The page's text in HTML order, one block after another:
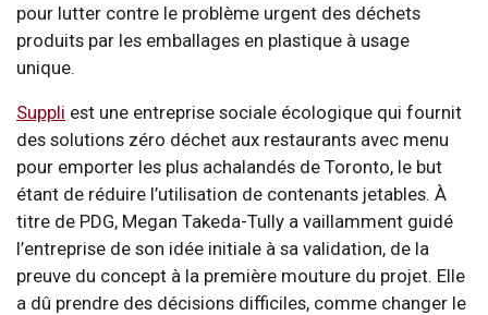
pour lutter contre le problème urgent des déchets
produits par les emballages en plastique à usage
unique.
Suppli est une entreprise sociale écologique qui fournit
des solutions zéro déchet aux restaurants avec menu
pour emporter les plus achalandés de Toronto, le but
étant de réduire l’utilisation de contenants jetables. À
titre de PDG, Megan Takeda-Tully a vaillamment guidé
l’entreprise de son idée initiale à sa validation, de la
preuve du concept à la première mouture du projet. Elle
a dû prendre des décisions difficiles, comme changer le